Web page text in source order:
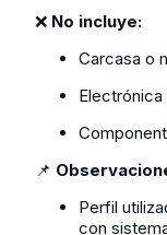
❌ No incluye:
Carcasa o
Electrónica
📌
Perfil
con